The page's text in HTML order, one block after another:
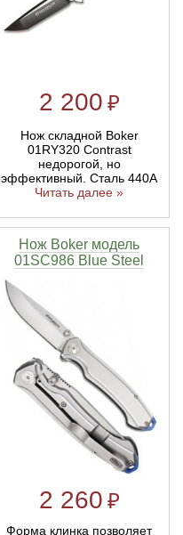
2 200 ₽
Нож складной Boker
01RY320 Contrast
недорогой, но
эффективный. Сталь 440А
Читать далее »
Нож Boker модель
01SC986 Blue Steel
2 260 ₽
Форма клинка позволяет